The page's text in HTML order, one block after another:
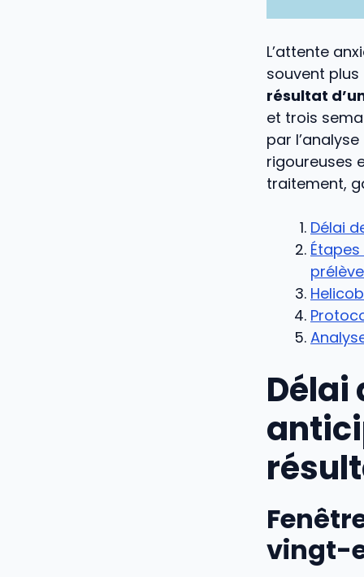
L’attente
souvent
résultat
et trois
par
rigoureuses
traitement,
Délai
Délai
vingt-